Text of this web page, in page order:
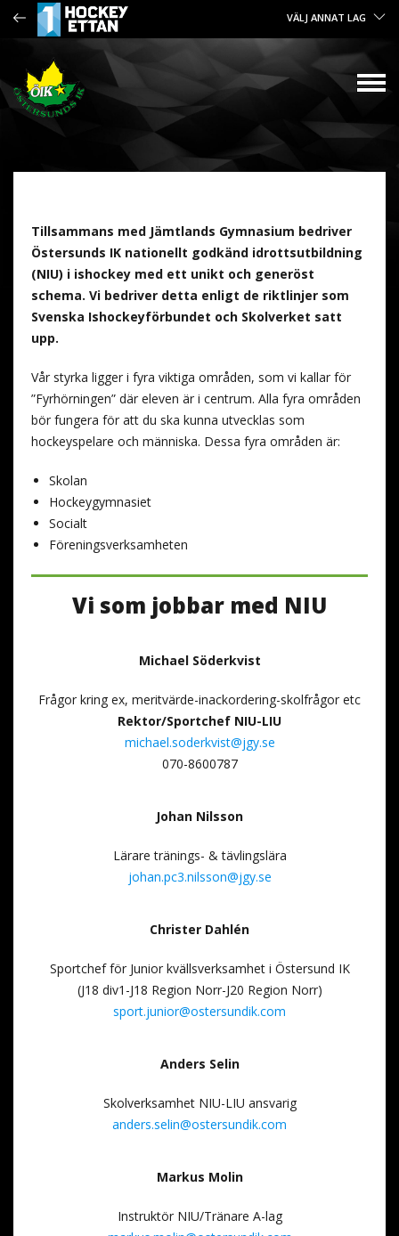
VÄLJ ANNAT LAG
Tillsammans med Jämtlands Gymnasium bedriver
Östersunds IK nationellt godkänd idrottsutbildning
(NIU) i ishockey med ett unikt och generöst
schema. Vi bedriver detta enligt de riktlinjer som
Svenska Ishockeyförbundet och Skolverket satt
upp.
Vår styrka ligger i fyra viktiga områden, som vi kallar för
”Fyrhörningen” där eleven är i centrum. Alla fyra områden
bör fungera för att du ska kunna utvecklas som
hockeyspelare och människa. Dessa fyra områden är:
Skolan
Hockeygymnasiet
Socialt
Föreningsverksamheten
Vi som jobbar med NIU
Michael Söderkvist
Frågor kring ex, meritvärde-inackordering-skolfrågor etc
Rektor/Sportchef NIU-LIU
michael.soderkvist@jgy.se
070-8600787
Johan Nilsson
Lärare tränings- & tävlingslära
johan.pc3.nilsson@jgy.se
Christer Dahlén
Sportchef för Junior kvällsverksamhet i Östersund IK
(J18 div1-J18 Region Norr-J20 Region Norr)
sport.junior@ostersundik.com
Anders Selin
Skolverksamhet NIU-LIU ansvarig
anders.selin@ostersundik.com
Markus Molin
Instruktör NIU/Tränare A-lag